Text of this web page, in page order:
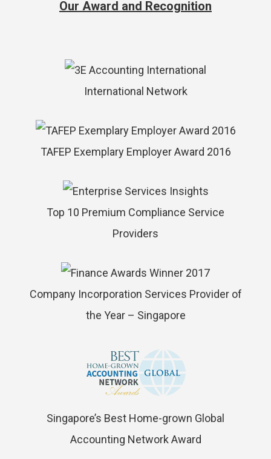
Our Award and Recognition
International Network
TAFEP Exemplary Employer Award 2016
Top 10 Premium Compliance Service
Providers
Company Incorporation Services Provider of
the Year – Singapore
Singapore’s Best Home-grown Global
Accounting Network Award